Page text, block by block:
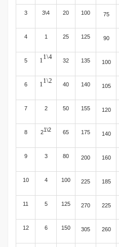
3 3\4 20 100 75
4 1 25 125 90
5 11\4 32 135 100
6 11\2 40 140 105
7 2 50 155 120
8 21\2 65 175 140
9 3 80 200 160
10 4 100 225 185
11 5 125 270 225
12 6 150 305 260